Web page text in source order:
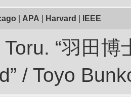
APA Harvard IEEE
“羽田博
/ Toyo